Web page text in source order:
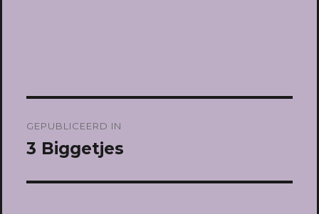
navigatie
GEPUBLICEERD IN
3 Biggetjes